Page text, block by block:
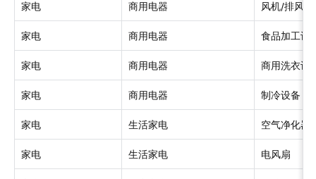
家电 商用电器 风机/排风设
家电 商用电器 食品加工设
家电 商用电器 商用洗衣设
家电 商用电器 制冷设备
家电 生活家电 空气净化器
家电 生活家电 电风扇